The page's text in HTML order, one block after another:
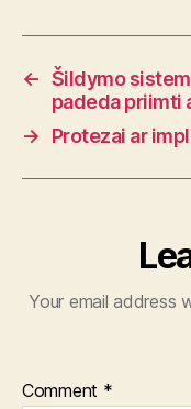
← Šildymo
padeda priimti
→
Protezai ar
Your email address
Comment *